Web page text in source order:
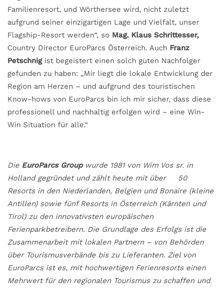
Familienresort, und Wörthersee wird, nicht zuletzt
aufgrund seiner einzigartigen Lage und Vielfalt, unser
Flagship-Resort werden“, so Mag. Klaus Schrittesser,
Country Director EuroParcs Österreich. Auch Franz
Petschnig ist begeistert einen solch guten Nachfolger
gefunden zu haben: „Mir liegt die lokale Entwicklung der
Region am Herzen – und aufgrund des touristischen
Know-hows von EuroParcs bin ich mir sicher, dass diese
professionell und nachhaltig erfolgen wird – eine Win-
Win Situation für alle.“
Die EuroParcs Groupwurde 1981 von Wim Vos sr. in
Holland gegründet und zählt heute mit über 50
Resorts in den Niederlanden, Belgien und Bonaire (kleine
Antillen) sowie fünf Resorts in Österreich (Kärnten und
Tirol) zu den innovativsten europäischen
Ferienparkbetreibern. Die Grundlage des Erfolgs ist die
Zusammenarbeit mit lokalen Partnern – von Behörden
über Tourismusverbände bis zu Lieferanten. Ziel von
EuroParcs ist es, mit hochwertigen Ferienresorts einen
Mehrwert für den regionalen Tourismus zu schaffen und